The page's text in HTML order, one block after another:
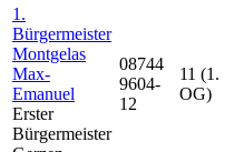
1.
Bürgermeister
Montgelas
Max-
Emanuel
Erster
Bürgermeister
08744
9604-
12
11 (1.
OG)